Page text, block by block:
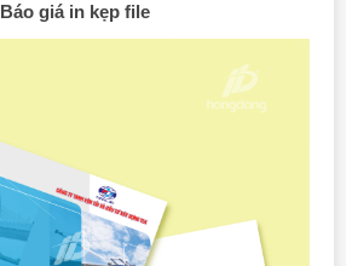
Báo giá in kẹp file